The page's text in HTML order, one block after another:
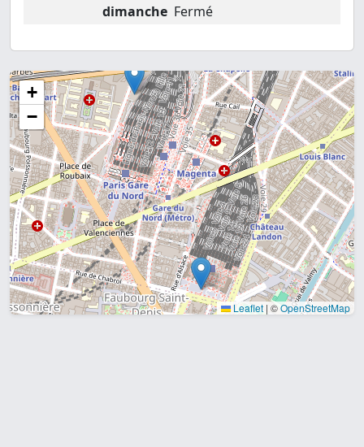
dimanche Fermé
+
−
Leaflet | ©OpenStreetMap